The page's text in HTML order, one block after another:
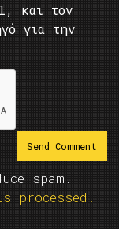
και τον
για την
spam.
processed.